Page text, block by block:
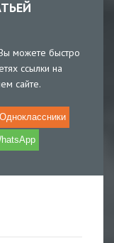
можете быстро
ссылки на
сайте.
Одноклассники